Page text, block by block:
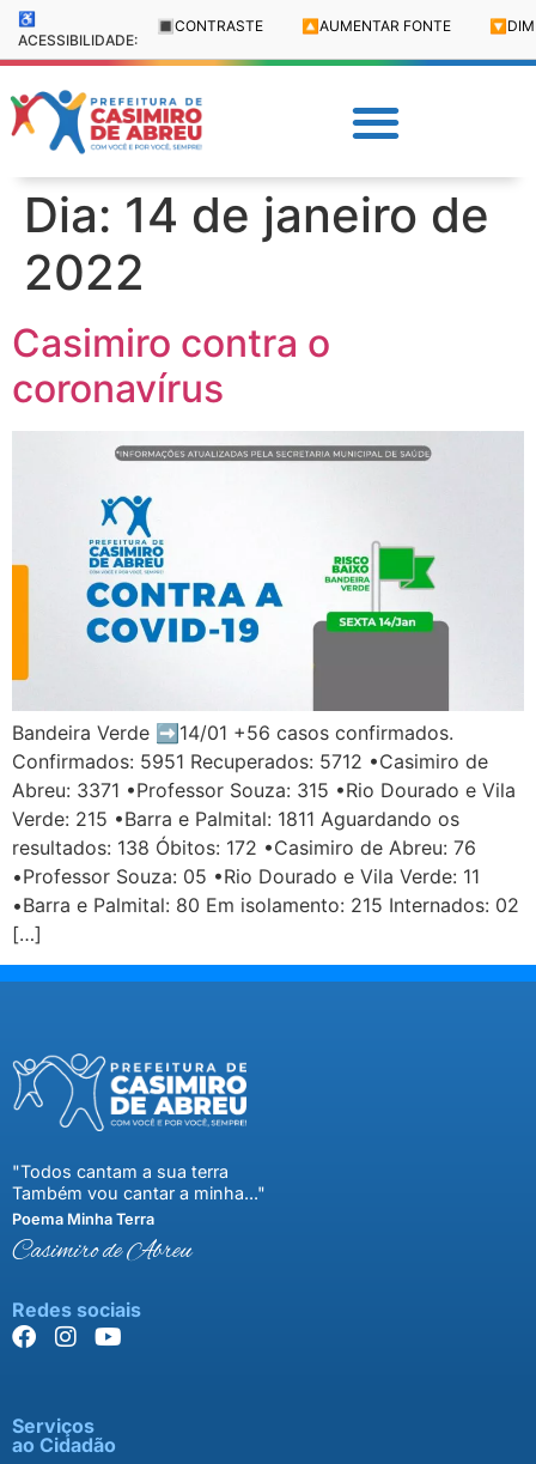
♿
ACESSIBILIDADE:
🔳 CONTRASTE 🔼 AUMENTAR FONTE 🔽
Dia: 14 de janeiro de
2022
Casimiro contra o
coronavírus
Bandeira Verde ➡️14/01 +56 casos confirmados.
Confirmados: 5951 Recuperados: 5712 •Casimiro de
Abreu: 3371 •Professor Souza: 315 •Rio Dourado e Vila
Verde: 215 •Barra e Palmital: 1811 Aguardando os
resultados: 138 Óbitos: 172 •Casimiro de Abreu: 76
•Professor Souza: 05 •Rio Dourado e Vila Verde: 11
•Barra e Palmital: 80 Em isolamento: 215 Internados: 02
[…]
"Todos cantam a sua terra
Também vou cantar a minha..."
Poema Minha Terra
Casimiro de Abreu
Redes sociais
Serviços
ao Cidadão